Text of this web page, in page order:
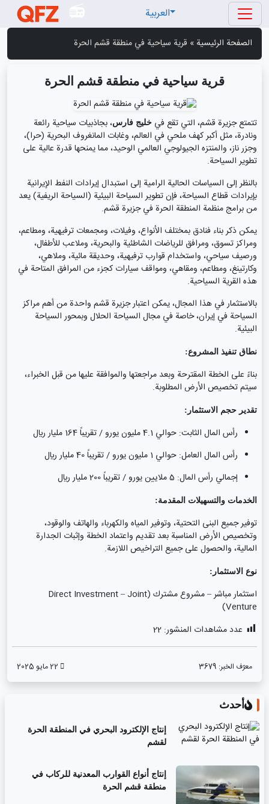
العربية
الصفحة الرئيسية » قرية سياحية في منطقة قشم الحرة
قرية سياحية في منطقة قشم الحرة
تتمتع جزيرة قشم، التي تقع في خليج فارس، بجاذبيات سياحية رائعة
ونادرة، مثل أكبر كهف ملحي في العالم، وغابات المانغروف البحرية (حرا)،
وجزر ناز، والمنتزه الجيولوجي العالمي الوحيد، مما يمنحها قدرة عالية على
تطوير السياحة.
بالنظر إلى السياسات الحالية الرامية إلى استبدال إيرادات النفط الإيرانية
بإيرادات قطاع السياحة، فإن تطوير السياحة البيئية (السياحة الريفية) يعد
من برامج منظمة المنطقة الحرة في جزيرة قشم.
يمكن ذكر بناء فنادق بمختلف الأنواع، وفيلات، ومجمعات ترفيهية، ومطاعم،
ومراكز تسوق، ومرافق للرياضات الشاطئية والبحرية، وملاعب للأطفال،
ورصيف سياحي، واستخدام قوارب ترفيهية، وحديقة مائية، وملاهي،
وكارتينغ، ومطاعم، ومقاهي، ومواقف سيارات كجزء من المرافق المتاحة في
هذه القرية السياحية.
بالاستثمار في هذا المجال، يمكن اعتبار جزيرة قشم واحدة من أهم مراكز
السياحة في إيران، خاصة في مجال السياحة الحلال وبمحور السياحة
البيئية.
نطاق تنفيذ المشروع:
بناءً على الخطة المقترحة وبعد مراجعتها والموافقة عليها من قبل الخبراء،
سيتم تخصيص الأرض المطلوبة.
تقدير حجم الاستثمار:
رأس المال الثابت: حوالي 4.1 مليون يورو / تقريباً 164 مليار ريال
رأس المال العامل: حوالي 1 مليون يورو / تقريباً 40 مليار ريال
إجمالي رأس المال: 5 ملايين يورو / تقريباً 200 مليار ريال
الخدمات والتسهيلات المقدمة:
توفير جميع البنى التحتية، وتوفير المياه والكهرباء والهاتف والوقود،
وتخصيص الأرض المناسبة بعد تقديم واعتماد الخطة وإثبات الجدارة
المالية، والحصول على جميع التراخيص اللازمة.
نوع الاستثمار:
استثمار مباشر – مشروع مشترك (Direct Investment – Joint
Venture)
عدد مشاهدات المنشور: 22
معرّف الخبر:
أحدث
إنتاج الإلكترود البحري في المنطقة الحرة
لقشم
إنتاج أنواع القوارب المعدنية للركاب في
منطقة قشم الحرة